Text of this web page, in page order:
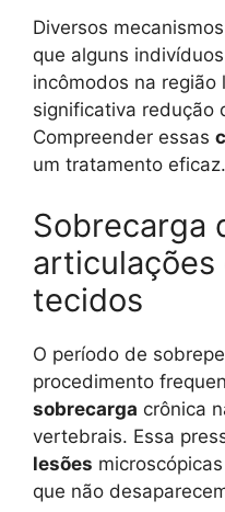
Diversos
que alguns
incômodos na região
significativa redução
Compreender essas
um tratamento eficaz.
Sobrecarga
articulações
tecidos
O período de
procedimento
sobrecarga crônica
vertebrais. Essa
lesões
que não